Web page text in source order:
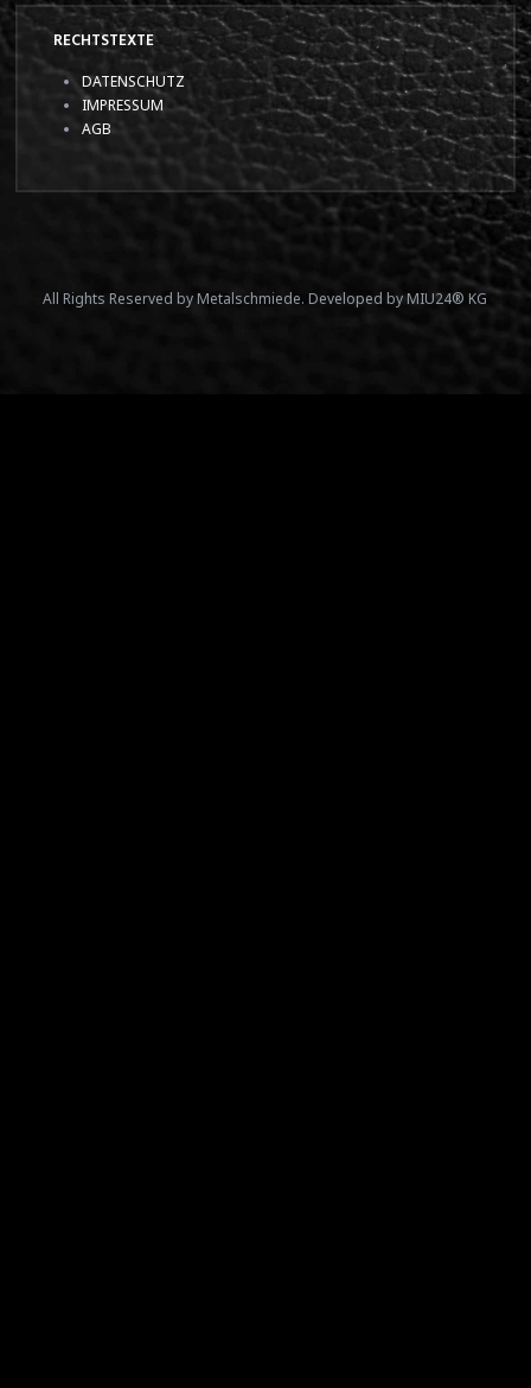
RECHTSTEXTE
DATENSCHUTZ
IMPRESSUM
AGB
All Rights Reserved by Metalschmiede. Developed by MIU24® KG